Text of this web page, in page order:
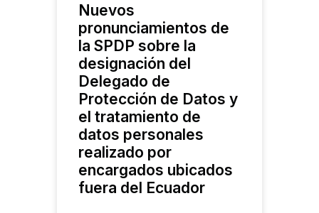
Nuevos
pronunciamientos de
la SPDP sobre la
designación del
Delegado de
Protección de Datos y
el tratamiento de
datos personales
realizado por
encargados ubicados
fuera del Ecuador